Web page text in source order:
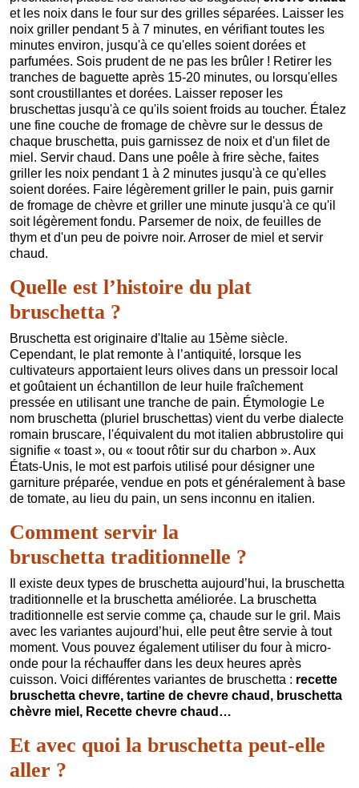
et les noix dans le four sur des grilles séparées. Laisser les
noix griller pendant 5 à 7 minutes, en vérifiant toutes les
minutes environ, jusqu'à ce qu'elles soient dorées et
parfumées. Sois prudent de ne pas les brûler ! Retirer les
tranches de baguette après 15-20 minutes, ou lorsqu'elles
sont croustillantes et dorées. Laisser reposer les
bruschettas jusqu'à ce qu'ils soient froids au toucher. Étalez
une fine couche de fromage de chèvre sur le dessus de
chaque bruschetta, puis garnissez de noix et d'un filet de
miel. Servir chaud. Dans une poêle à frire sèche, faites
griller les noix pendant 1 à 2 minutes jusqu'à ce qu'elles
soient dorées. Faire légèrement griller le pain, puis garnir
de fromage de chèvre et griller une minute jusqu'à ce qu'il
soit légèrement fondu. Parsemer de noix, de feuilles de
thym et d'un peu de poivre noir. Arroser de miel et servir
chaud.
Quelle est l’histoire du plat
bruschetta ?
Bruschetta est originaire d'Italie au 15ème siècle.
Cependant, le plat remonte à l’antiquité, lorsque les
cultivateurs apportaient leurs olives dans un pressoir local
et goûtaient un échantillon de leur huile fraîchement
pressée en utilisant une tranche de pain. Étymologie Le
nom bruschetta (pluriel bruschettas) vient du verbe dialecte
romain bruscare, l'équivalent du mot italien abbrustolire qui
signifie « toast », ou « toout rôtir sur du charbon ». Aux
États-Unis, le mot est parfois utilisé pour désigner une
garniture préparée, vendue en pots et généralement à base
de tomate, au lieu du pain, un sens inconnu en italien.
Comment servir la
bruschetta traditionnelle ?
Il existe deux types de bruschetta aujourd’hui, la bruschetta
traditionnelle et la bruschetta améliorée. La bruschetta
traditionnelle est servie comme ça, chaude sur le gril. Mais
avec les variantes aujourd’hui, elle peut être servie à tout
moment. Vous pouvez également utiliser du four à micro-
onde pour la réchauffer dans les deux heures après
cuisson. Voici différentes variantes de bruschetta : recette
bruschetta chevre, tartine de chevre chaud, bruschetta
chèvre miel, Recette chevre chaud…
Et avec quoi la bruschetta peut-elle
aller ?